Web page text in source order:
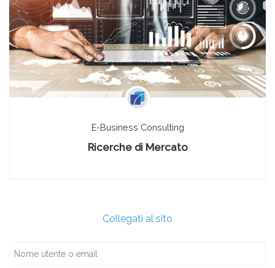
E-Business Consulting
Ricerche di Mercato
Collegati al sito